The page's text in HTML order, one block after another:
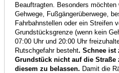
Beauftragten. Besonders
Gehwege, Fußgängerüberwege,
Fahrbahnstellen oder ein Streifen
Grundstücksgrenze (wenn kein
07:00 Uhr und 20:00 Uhr
Rutschgefahr besteht. Schnee ist
Grundstück nicht auf die
diesem zu belassen. Damit die